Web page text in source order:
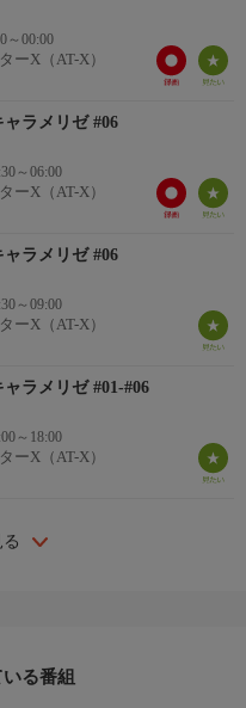
～00:00
ーX（AT-X）
ラメリゼ #06
～06:00
ーX（AT-X）
ラメリゼ #06
～09:00
ーX（AT-X）
ラメリゼ #01-#06
～18:00
ーX（AT-X）
る番組